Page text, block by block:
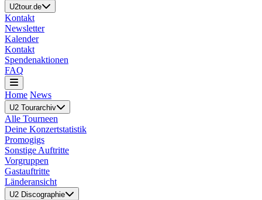
U2tour.de
Kontakt
Newsletter
Kalender
Kontakt
Spendenaktionen
FAQ
Home News
U2 Tourarchiv
Alle Tourneen
Deine Konzertstatistik
Promogigs
Sonstige Auftritte
Vorgruppen
Gastauftritte
Länderansicht
U2 Discographie